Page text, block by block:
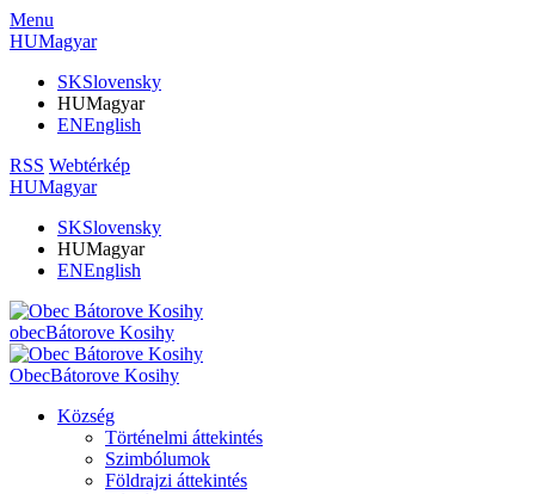
Menu
HUMagyar
SKSlovensky
HUMagyar
ENEnglish
RSS Webtérkép
HUMagyar
SKSlovensky
HUMagyar
ENEnglish
obecBátorove Kosihy
ObecBátorove Kosihy
Község
Történelmi áttekintés
Szimbólumok
Földrajzi áttekintés